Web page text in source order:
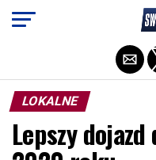
LOKALNE
Lepszy
Exit